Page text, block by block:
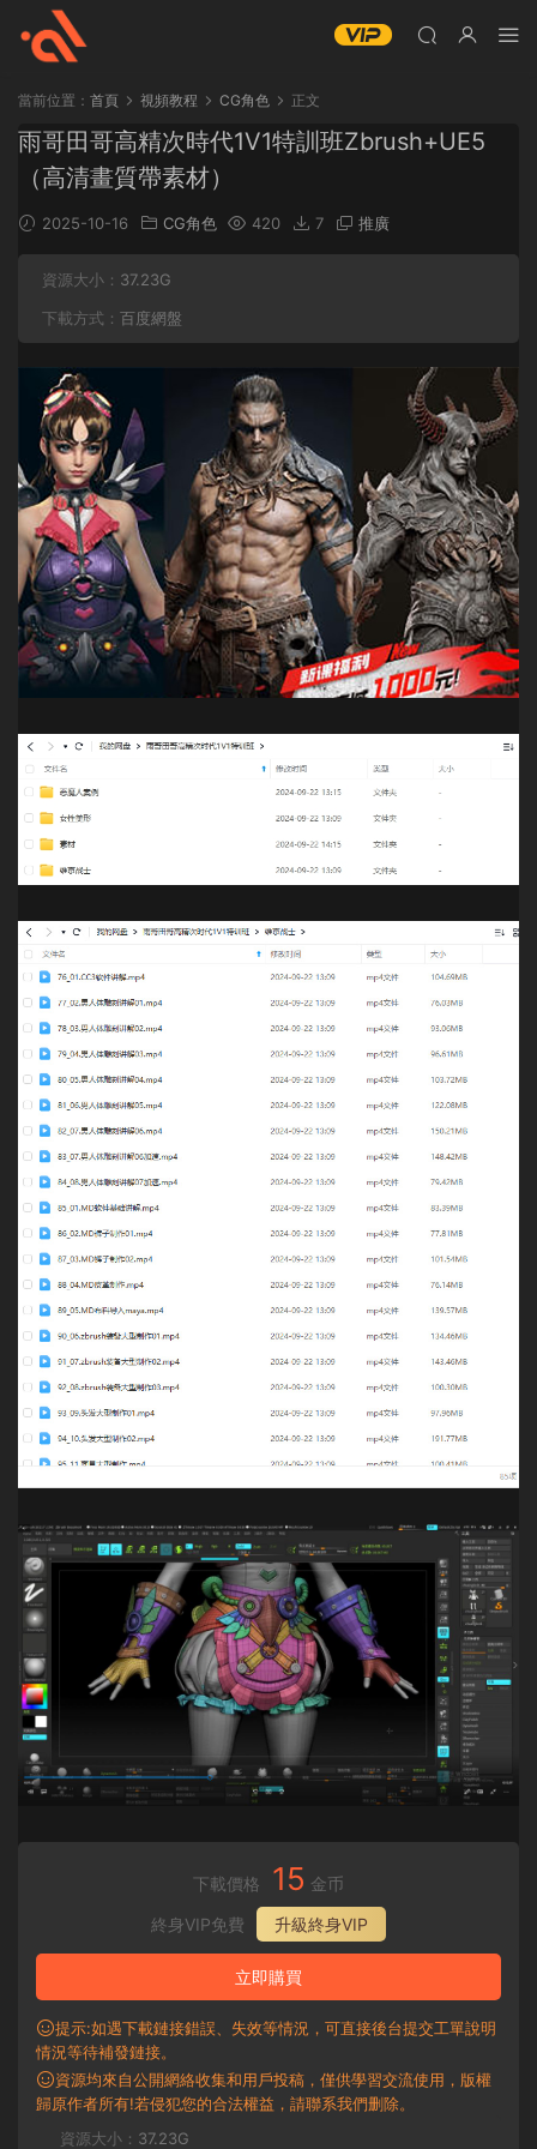
當前位置： 首頁 視頻教程 CG角色 正文
雨哥田哥高精次時代1V1特訓班Zbrush+UE5
（高清畫質帶素材）
2025-10-16 CG角色 420 7 推廣
資源大小： 37.23G
下載方式： 百度網盤
下載價格 15 金币
終身VIP免費
升級終身VIP
立即購買
提示:如遇下載鏈接錯誤、失效等情況，可直接後台提交工單說明
情況等待補發鏈接。
資源均來自公開網絡收集和用戶投稿，僅供學習交流使用，版權
歸原作者所有!若侵犯您的合法權益，請聯系我們删除。
資源大小： 37.23G